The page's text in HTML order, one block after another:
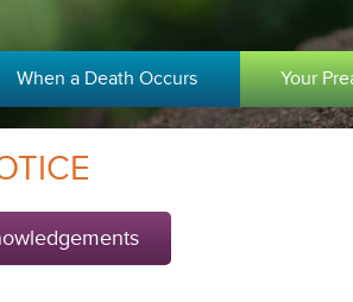
When a Death Occurs Your